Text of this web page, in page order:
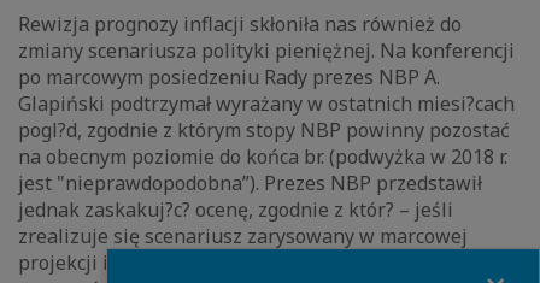
Rewizja prognozy inflacji skłoniła nas również do
zmiany scenariusza polityki pieniężnej. Na konferencji
po marcowym posiedzeniu Rady prezes NBP A.
Glapiński podtrzymał wyrażany w ostatnich miesi?cach
pogl?d, zgodnie z którym stopy NBP powinny pozostać
na obecnym poziomie do końca br. (podwyżka w 2018 r.
jest "nieprawdopodobna”). Prezes NBP przedstawił
jednak zaskakuj?c? ocenę, zgodnie z któr? – jeśli
zrealizuje się scenariusz zarysowany w marcowej
projekcji inflacji – stopy procentowe NBP powinny